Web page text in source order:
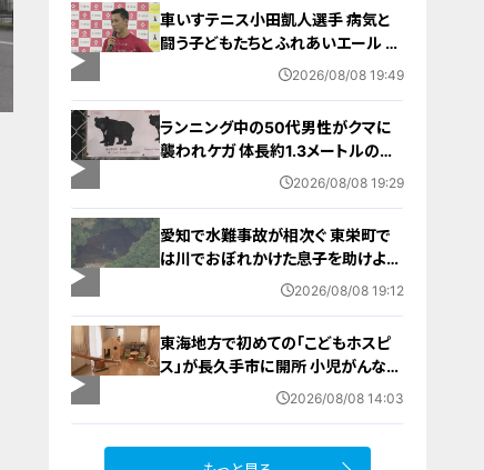
車いすテニス小田凱人選手 病気と
闘う子どもたちとふれあいエール ス
ポーツの楽しさ伝える 名古屋・緑区
2026/08/08 19:49
ランニング中の50代男性がクマに
襲われケガ 体長約1.3メートルのツ
キノワグマに腕や足をかまれる 「つ
岐阜・高山市
2026/08/08 19:29
愛知で水難事故が相次ぐ 東栄町で
は川でおぼれかけた息子を助けよう
とし父親が心肺停止の状態で搬送
2026/08/08 19:12
東海地方で初めての「こどもホスピ
ス」が長久手市に開所 小児がんなど
重い病気の子どもと家族を支える施
2026/08/08 14:03